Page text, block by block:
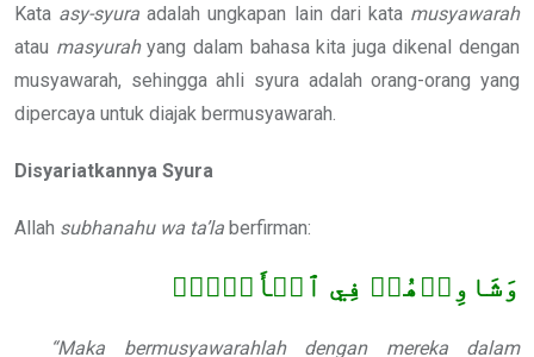
Kata asy-syura adalah ungkapan lain dari kata musyawarah
atau masyurahyang dalam bahasa kita juga dikenal dengan
musyawarah, sehingga ahli syura adalah orang-orang yang
dipercaya untuk diajak bermusyawarah.
Disyariatkannya Syura
Allah subhanahu wa ta’la berfirman:
وَشَاوِرۡهُمۡ فِي ٱلۡأَمۡرِۖ
“Maka bermusyawarahlah dengan mereka dalam